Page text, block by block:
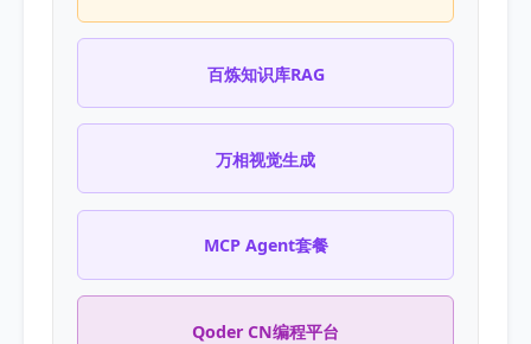
百炼知识库RAG
万相视觉生成
MCP Agent套餐
Qoder CN编程平台